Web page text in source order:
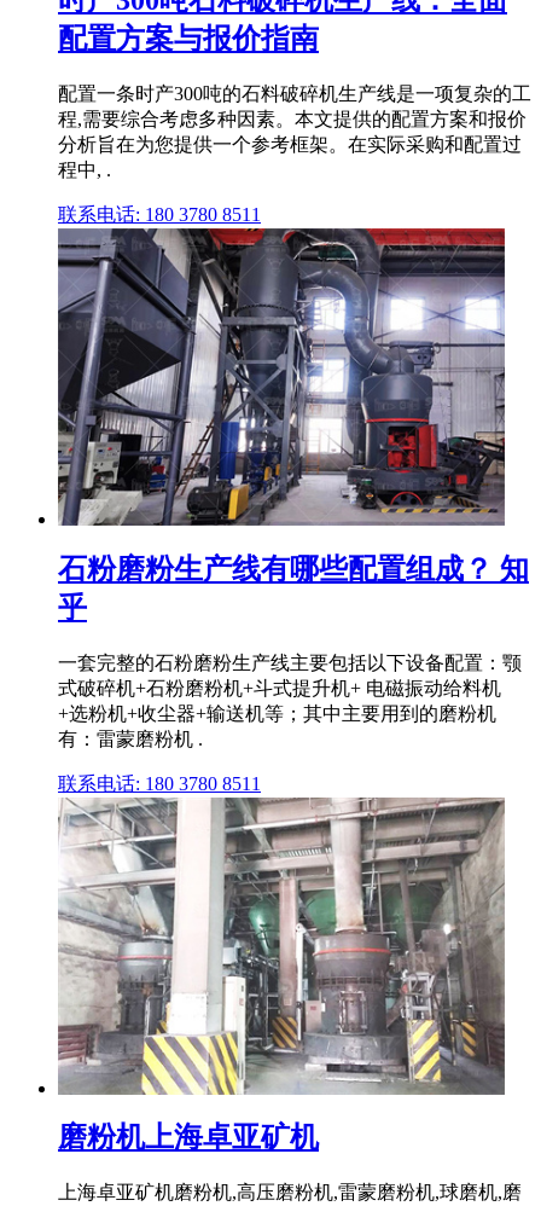
配置方案与报价指南
配置一条时产300吨的石料破碎机生产线是一项复杂的工
程,需要综合考虑多种因素。本文提供的配置方案和报价
分析旨在为您提供一个参考框架。在实际采购和配置过
程中, .
联系电话: 180 3780 8511
石粉磨粉生产线有哪些配置组成？ 知
乎
一套完整的石粉磨粉生产线主要包括以下设备配置：颚
式破碎机+石粉磨粉机+斗式提升机+ 电磁振动给料机
+选粉机+收尘器+输送机等；其中主要用到的磨粉机
有：雷蒙磨粉机 .
联系电话: 180 3780 8511
磨粉机上海卓亚矿机
上海卓亚矿机磨粉机,高压磨粉机,雷蒙磨粉机,球磨机,磨